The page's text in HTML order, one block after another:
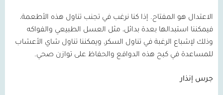
الاعتدال هو المفتاح. إذا كنا نرغب في تجنب تناول هذه الأطعمة،
فيمكننا استبدالها بعدة بدائل، مثل العسل الطبيعي والفواكه
وذلك لإشباع الرغبة في تناول السكر، ويمكننا تناول شاي الأعشاب
للمساعدة في كبح هذه الدوافع والحفاظ على توازن صحي.
جرس إنذار